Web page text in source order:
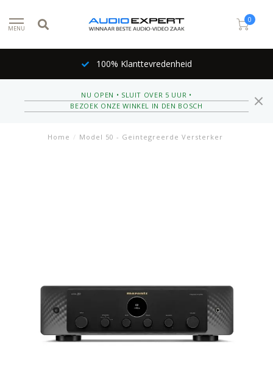
MENU
0
100% Klanttevredenheid
NU OPEN • SLUIT OVER 5 UUR •
BEZOEK ONZE WINKEL IN DEN BOSCH
Home / Model 50 - Geintegreerde Versterker